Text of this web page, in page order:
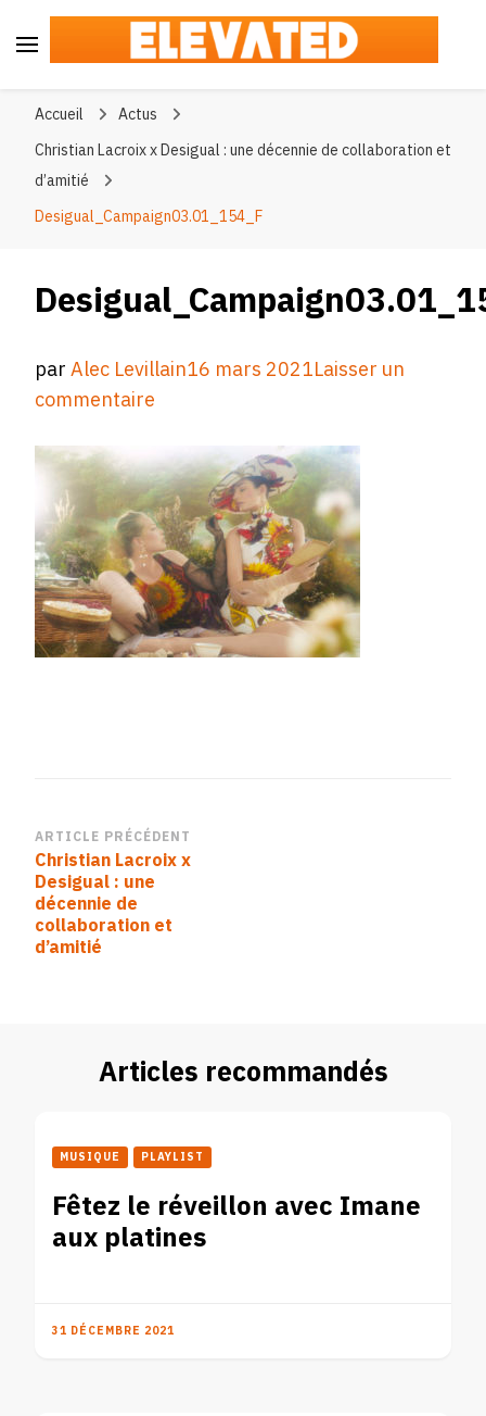
Accueil
Actus
Christian Lacroix x Desigual : une décennie de collaboration et
d’amitié
Desigual_Campaign03.01_154_F
parAlec Levillain16 mars 2021Laisser un
commentaire
Navigation
d’article
ARTICLE PRÉCÉDENT
Christian Lacroix x
Desigual : une
décennie de
collaboration et
d’amitié
Articles recommandés
MUSIQUE PLAYLIST
Fêtez le réveillon avec Imane
aux platines
31 DÉCEMBRE 2021